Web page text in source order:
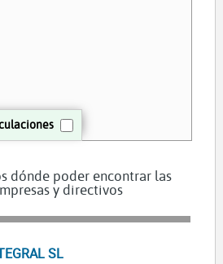
dónde poder encontrar las
y directivos
SL